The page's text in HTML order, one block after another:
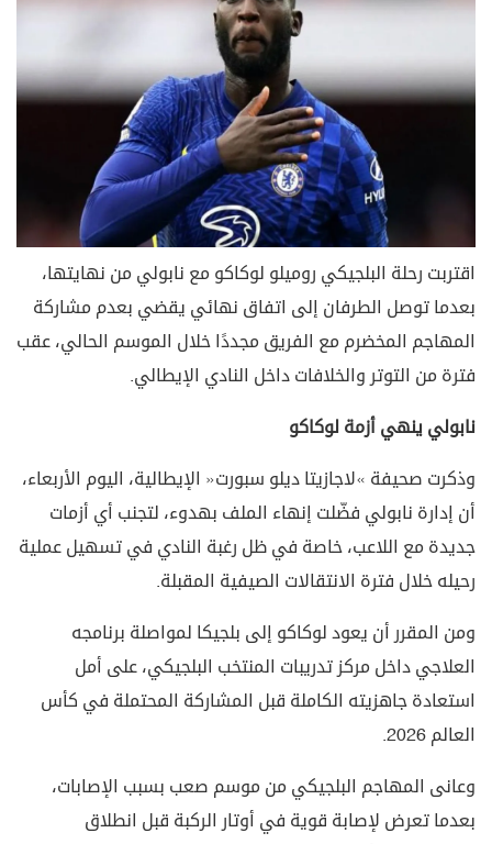
اقتربت رحلة البلجيكي روميلو لوكاكو مع نابولي من نهايتها،
بعدما توصل الطرفان إلى اتفاق نهائي يقضي بعدم مشاركة
المهاجم المخضرم مع الفريق مجددًا خلال الموسم الحالي، عقب
فترة من التوتر والخلافات داخل النادي الإيطالي.
نابولي ينهي أزمة لوكاكو
وذكرت صحيفة «لاجازيتا ديلو سبورت» الإيطالية، اليوم الأربعاء،
أن إدارة نابولي فضّلت إنهاء الملف بهدوء، لتجنب أي أزمات
جديدة مع اللاعب، خاصة في ظل رغبة النادي في تسهيل عملية
رحيله خلال فترة الانتقالات الصيفية المقبلة.
ومن المقرر أن يعود لوكاكو إلى بلجيكا لمواصلة برنامجه
العلاجي داخل مركز تدريبات المنتخب البلجيكي، على أمل
استعادة جاهزيته الكاملة قبل المشاركة المحتملة في كأس
العالم 2026.
وعانى المهاجم البلجيكي من موسم صعب بسبب الإصابات،
بعدما تعرض لإصابة قوية في أوتار الركبة قبل انطلاق